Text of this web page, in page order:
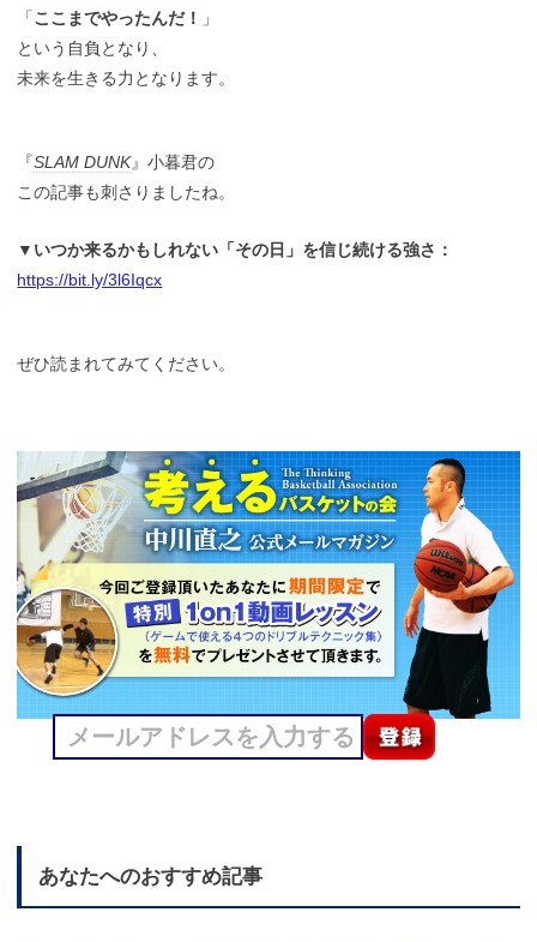
「ここまでやったんだ！
」
という自負となり、
未来を生きる力となります。
『SLAM DUNK』小暮君の
この記事も刺さりましたね。
▼いつか来るかもしれない「その日」を信じ続ける強さ：
https://bit.ly/3l6Iqcx
ぜひ読まれてみてください。
あなたへのおすすめ記事